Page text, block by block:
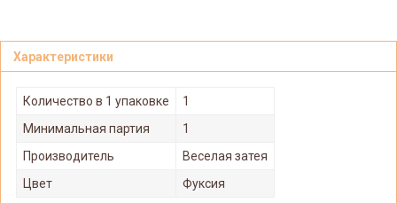
Характеристики
Количество в 1 упаковке
1
Минимальная партия
1
Производитель
Веселая затея
Цвет
Фуксия